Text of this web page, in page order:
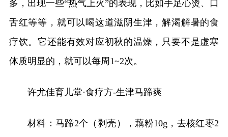
多，出现一些“热气上火”的表现，比如手足心烫、口
舌红等等，就可以喝这道滋阴生津，解渴解暑的食
疗饮。它还能有效对应初秋的温燥，只要不是虚寒
体质明显的，就可以每周1~2次。
许尤佳育儿堂·食疗方-生津马蹄爽
材料：马蹄2个（剥壳），藕粉10g，去核红枣2